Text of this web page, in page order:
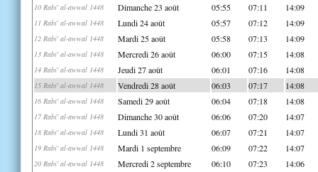
10 Rabi' al-awwal 1448 Dimanche 23 août 05:55 07:11 14:09
11 Rabi' al-awwal 1448 Lundi 24 août 05:57 07:12 14:09
12 Rabi' al-awwal 1448 Mardi 25 août 05:58 07:13 14:09
13 Rabi' al-awwal 1448 Mercredi 26 août 06:00 07:15 14:08
14 Rabi' al-awwal 1448 Jeudi 27 août 06:01 07:16 14:08
15 Rabi' al-awwal 1448 Vendredi 28 août 06:03 07:17 14:08
16 Rabi' al-awwal 1448 Samedi 29 août 06:04 07:18 14:08
17 Rabi' al-awwal 1448 Dimanche 30 août 06:06 07:20 14:07
18 Rabi' al-awwal 1448 Lundi 31 août 06:07 07:21 14:07
19 Rabi' al-awwal 1448 Mardi 1 septembre 06:09 07:22 14:07
20 Rabi' al-awwal 1448 Mercredi 2 septembre 06:10 07:23 14:06